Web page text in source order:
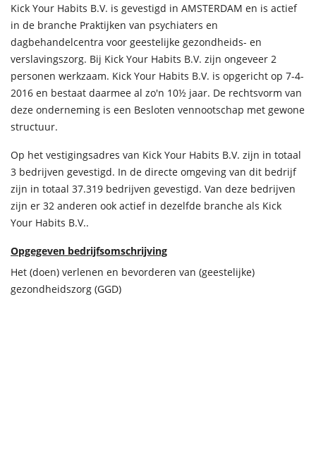
Kick Your Habits B.V. is gevestigd in AMSTERDAM en is actief
in de branche Praktijken van psychiaters en
dagbehandelcentra voor geestelijke gezondheids- en
verslavingszorg. Bij Kick Your Habits B.V. zijn ongeveer 2
personen werkzaam. Kick Your Habits B.V. is opgericht op 7-4-
2016 en bestaat daarmee al zo'n 10½ jaar. De rechtsvorm van
deze onderneming is een Besloten vennootschap met gewone
structuur.
Op het vestigingsadres van Kick Your Habits B.V. zijn in totaal
3 bedrijven gevestigd. In de directe omgeving van dit bedrijf
zijn in totaal 37.319 bedrijven gevestigd. Van deze bedrijven
zijn er 32 anderen ook actief in dezelfde branche als Kick
Your Habits B.V..
Opgegeven bedrijfsomschrijving
Het (doen) verlenen en bevorderen van (geestelijke)
gezondheidszorg (GGD)